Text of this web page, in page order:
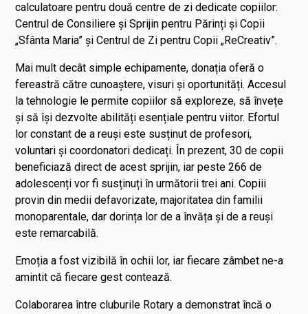
calculatoare pentru două centre de zi dedicate copiilor:
Centrul de Consiliere și Sprijin pentru Părinți și Copii
„Sfânta Maria” și Centrul de Zi pentru Copii „ReCreativ”.
Mai mult decât simple echipamente, donația oferă o
fereastră către cunoaștere, visuri și oportunități. Accesul
la tehnologie le permite copiilor să exploreze, să învețe
și să își dezvolte abilități esențiale pentru viitor. Efortul
lor constant de a reuși este susținut de profesori,
voluntari și coordonatori dedicați. În prezent, 30 de copii
beneficiază direct de acest sprijin, iar peste 266 de
adolescenți vor fi susținuți în următorii trei ani. Copiii
provin din medii defavorizate, majoritatea din familii
monoparentale, dar dorința lor de a învăța și de a reuși
este remarcabilă.
Emoția a fost vizibilă în ochii lor, iar fiecare zâmbet ne-a
amintit că fiecare gest contează.
Colaborarea între cluburile Rotary a demonstrat încă o